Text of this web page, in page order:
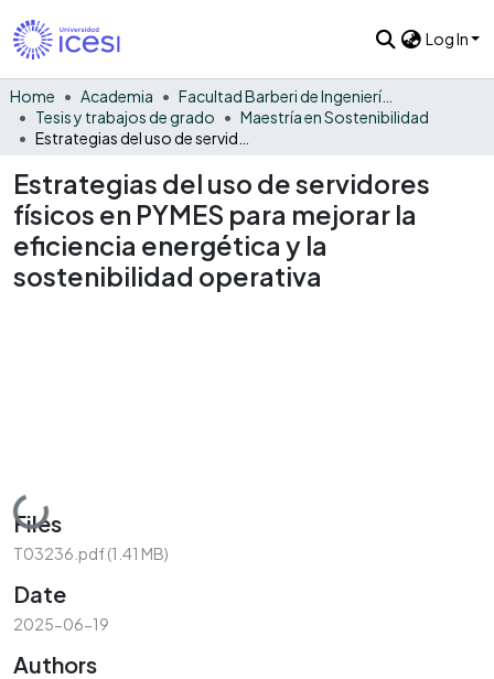
Log In
Home Academia
Facultad Barberi de Ingeniería, Diseño y Ciencias Aplicadas
Tesis y trabajos de grado
Maestría en Sostenibilidad
Estrategias del uso de servidores
físicos en PYMES para mejorar la
eficiencia energética y la
sostenibilidad operativa
Loading...
Files
T03236.pdf(1.41 MB)
Date
2025-06-19
Authors